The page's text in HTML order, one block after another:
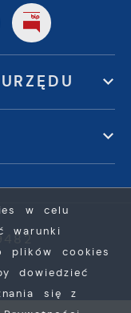
w celu
warunki
plików cookies
dowiedzieć
się z